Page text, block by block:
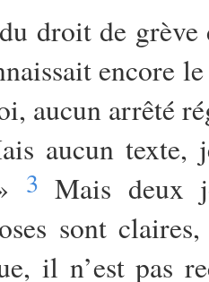
droit de
encore
aucun arrêté
aucun
3 Mais deux
sont
il n’est pas